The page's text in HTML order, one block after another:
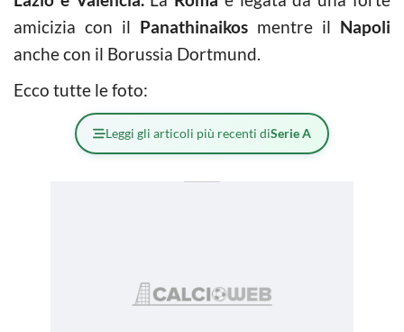
amicizia con il Panathinaikos mentre il Napoli
anche con il Borussia Dortmund.
Ecco tutte le foto:
Leggi gli articoli più recenti diSerie A